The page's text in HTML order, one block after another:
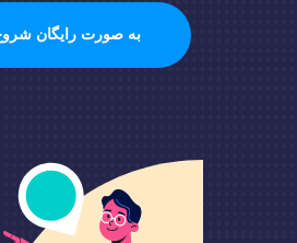
به صورت رایگان